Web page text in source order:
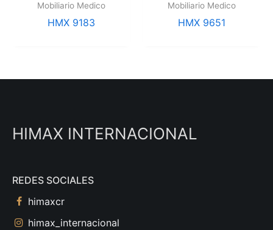
Mobiliario Medico
HMX 9183
Mobiliario Medico
HMX 9651
HIMAX INTERNACIONAL
REDES SOCIALES
himaxcr
himax_internacional